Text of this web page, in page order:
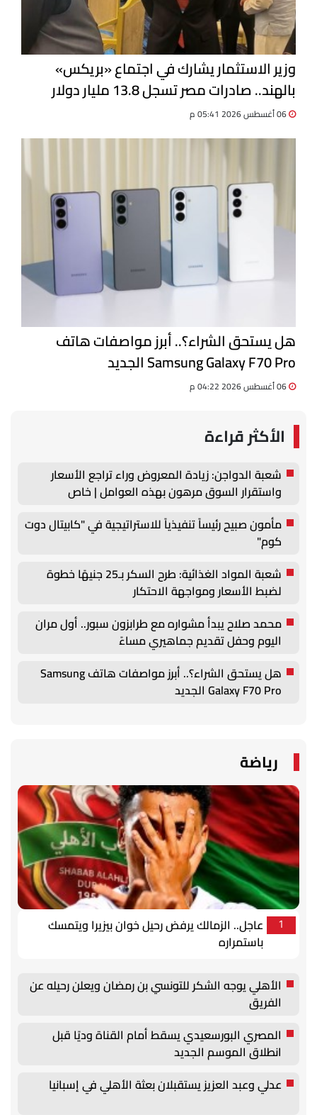
وزير الاستثمار يشارك في اجتماع «بريكس»
بالهند.. صادرات مصر تسجل 13.8 مليار دولار
هل يستحق الشراء؟.. أبرز مواصفات هاتف
Samsung Galaxy F70 Pro الجديد
الأكثر قراءة
شعبة الدواجن: زيادة المعروض وراء تراجع الأسعار
واستقرار السوق مرهون بهذه العوامل | خاص
مأمون صبيح رئيساً تنفيذياً للاستراتيجية في "كابيتال دوت
كوم"
شعبة المواد الغذائية: طرح السكر بـ25 جنيهًا خطوة
لضبط الأسعار ومواجهة الاحتكار
محمد صلاح يبدأ مشواره مع طرابزون سبور.. أول مران
اليوم وحفل تقديم جماهيري مساءً
هل يستحق الشراء؟.. أبرز مواصفات هاتف Samsung
Galaxy F70 Pro الجديد
رياضة
1
عاجل.. الزمالك يرفض رحيل خوان بيزيرا ويتمسك
باستمراره
الأهلي يوجه الشكر للتونسي بن رمضان ويعلن رحيله عن
الفريق
المصري البورسعيدي يسقط أمام القناة وديًا قبل
انطلاق الموسم الجديد
عدلي وعبد العزيز يستقبلان بعثة الأهلي في إسبانيا